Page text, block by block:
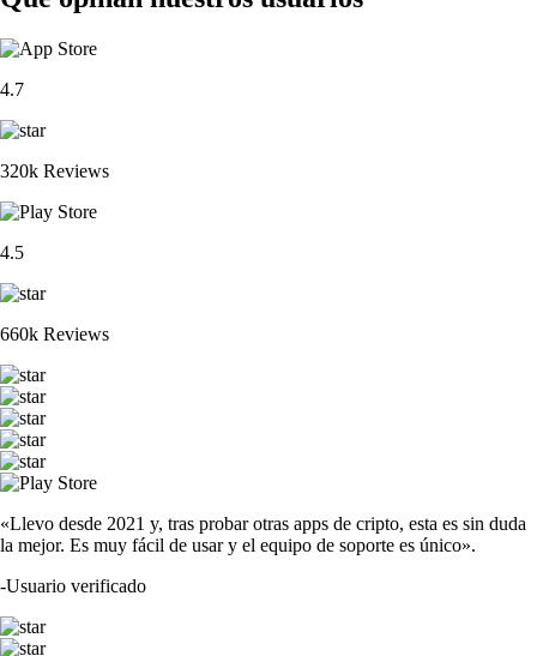
4.7
320k Reviews
4.5
660k Reviews
«Llevo desde 2021 y, tras probar otras apps de cripto, esta es sin duda
la mejor. Es muy fácil de usar y el equipo de soporte es único».
-Usuario verificado